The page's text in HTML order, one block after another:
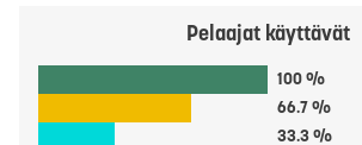
Pelaajat käyttävät
100 %
66.7 %
33.3 %